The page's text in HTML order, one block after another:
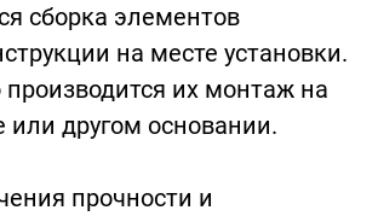
сборка элементов
на месте установки.
производится их монтаж на
или другом основании.
прочности и